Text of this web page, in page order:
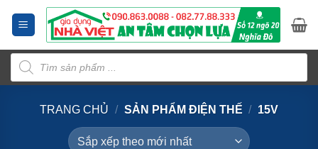
dung
Tìm
kiếm
sản
phẩm
TRANG CHỦ / SẢN PHẨM ĐIỆN THẾ / 15V